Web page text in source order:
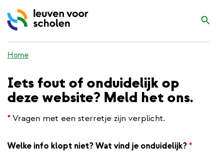
naar
de
inhoud
gaan
Home
Iets fout of onduidelijk op
deze website? Meld het ons.
* Vragen met een sterretje zijn verplicht.
Welke info klopt niet? Wat vind je onduidelijk? *